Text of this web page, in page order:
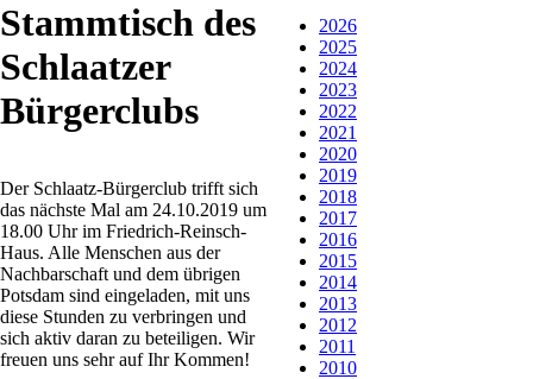
Stammtisch des
Schlaatzer
Bürgerclubs
Der Schlaatz-Bürgerclub trifft sich
das nächste Mal am 24.10.2019 um
18.00 Uhr im Friedrich-Reinsch-
Haus. Alle Menschen aus der
Nachbarschaft und dem übrigen
Potsdam sind eingeladen, mit uns
diese Stunden zu verbringen und
sich aktiv daran zu beteiligen. Wir
freuen uns sehr auf Ihr Kommen!
2026
2025
2024
2023
2022
2021
2020
2019
2018
2017
2016
2015
2014
2013
2012
2011
2010